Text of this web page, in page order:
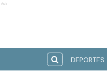
Ads
DEPORTES